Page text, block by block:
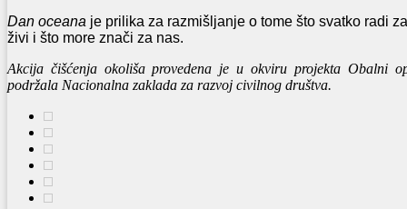
Dan oceana je prilika za razmišljanje o tome što svatko radi
živi i što more znači za nas.
Akcija čišćenja okoliša provedena je u okviru projekta Obalni
podržala Nacionalna zaklada za razvoj civilnog društva.